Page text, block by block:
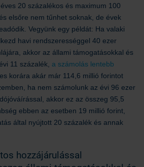
20 százalékos és maximum 100
elsőre nem tűnhet soknak, de évek
Vegyünk egy példát: Ha valaki
havi rendszerességgel 40 ezer
akkor az állami támogatásokkal és
11 százalék, a számolás lentebb
korára akár már 114,6 millió forintot
ha nem számolunk az évi 96 ezer
akkor ez az összeg 95,5
ebben az esetben 19 millió forint,
által nyújtott 20 százalék és annak